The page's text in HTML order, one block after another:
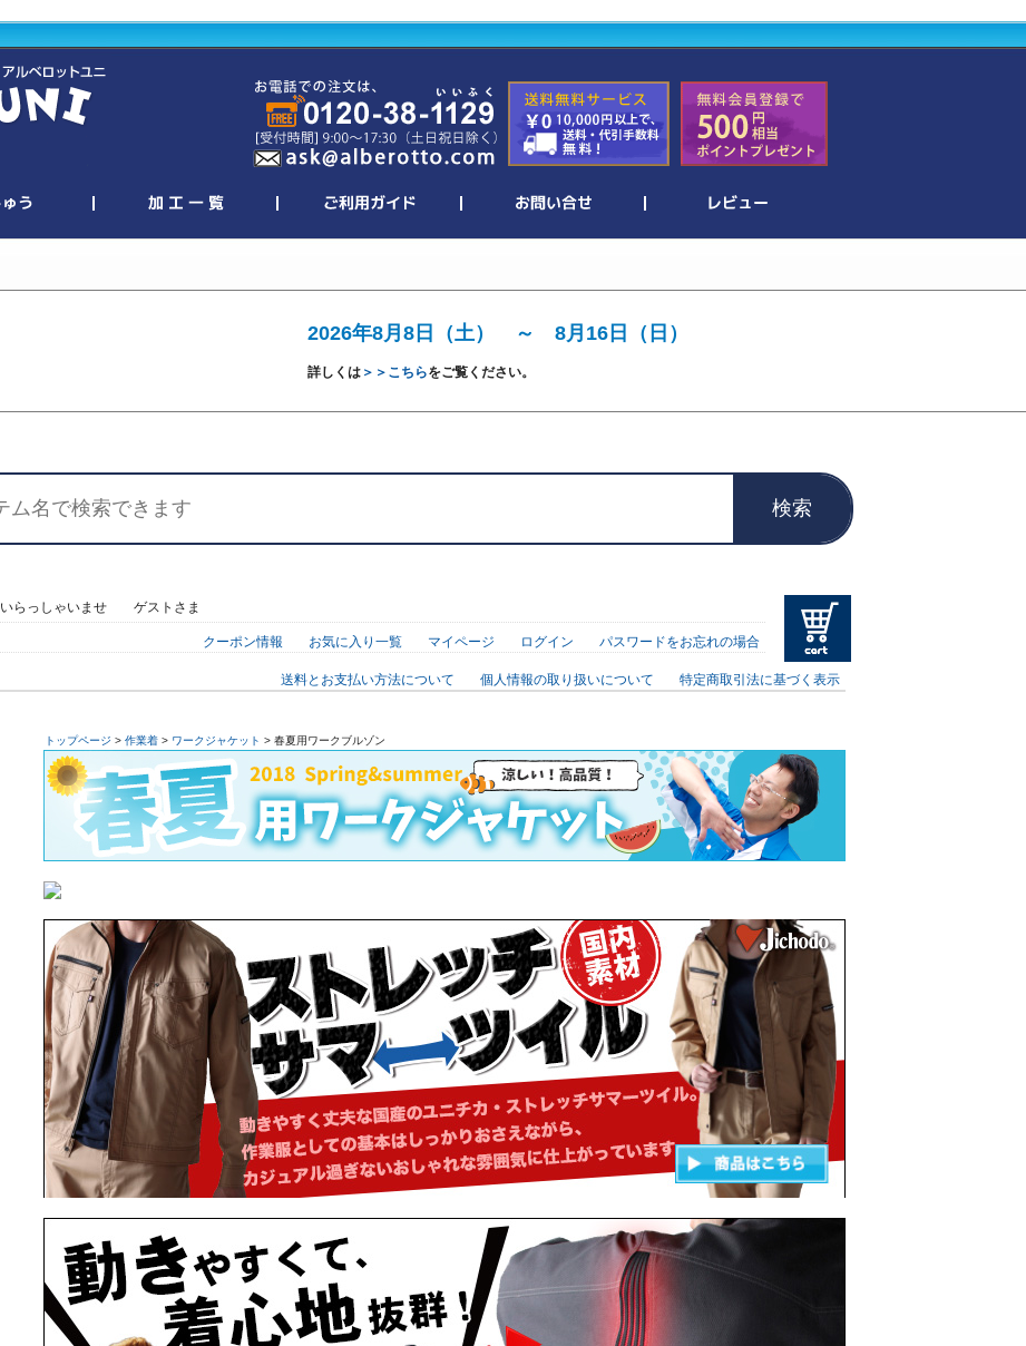
2026年8月8日（土） ～ 8月16日（日）
詳しくは＞＞こちらをご覧ください。
検索
いらっしゃいませ ゲストさま
クーポン情報 お気に入り一覧 マイページ ログイン パスワードをお忘れの場合
送料とお支払い方法について 個人情報の取り扱いについて 特定商取引法に基づく表示
トップページ > 作業着 > ワークジャケット > 春夏用ワークブルゾン